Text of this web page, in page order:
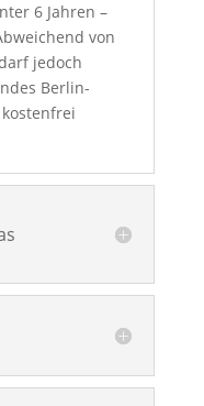
6 Jahren –
von
jedoch
Berlin-